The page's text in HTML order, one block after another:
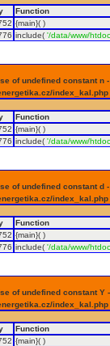
Function
{main}( )
include('/data/www/
of undefined constant
Function
{main}( )
include('/data/www/
of undefined constant
Function
{main}( )
include('/data/www/
of undefined constant
Function
{main}( )